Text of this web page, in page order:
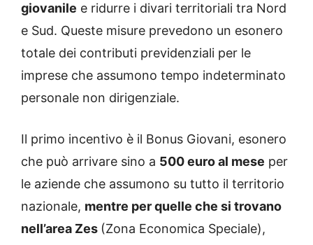
giovanile e ridurre i divari territoriali tra Nord
e Sud. Queste misure prevedono un esonero
totale dei contributi previdenziali per le
imprese che assumono tempo indeterminato
personale non dirigenziale.
Il primo incentivo è il Bonus Giovani, esonero
che può arrivare sino a 500 euro al mese per
le aziende che assumono su tutto il territorio
nazionale, mentre per quelle che si trovano
nell’area Zes (Zona Economica Speciale),